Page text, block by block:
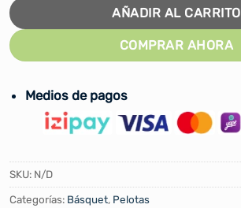
AÑADIR AL CARRITO
COMPRAR AHORA
Medios de pagos
SKU: N/D
Categorías: Básquet, Pelotas